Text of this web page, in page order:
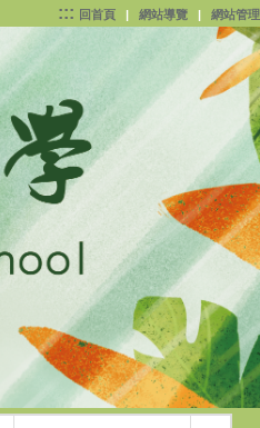
::: 回首頁 | 網站導覽 | 網站管理